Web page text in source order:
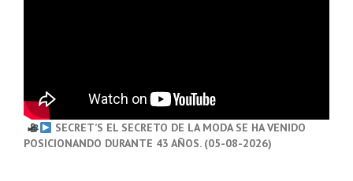
SECRET’S EL SECRETO DE LA MODA SE HA VENIDO
POSICIONANDO DURANTE 43 AÑOS. (05-08-2026)